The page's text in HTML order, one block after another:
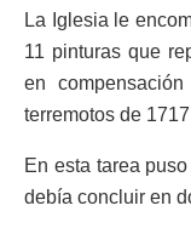
La Iglesia le
11 pinturas que
en
terremotos de
En esta tarea
debía concluir en